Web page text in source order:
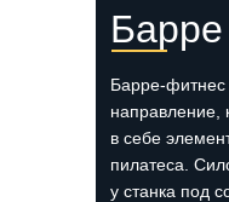
Барре
Барре-
направление,
в себе
пилатеса.
у станка под